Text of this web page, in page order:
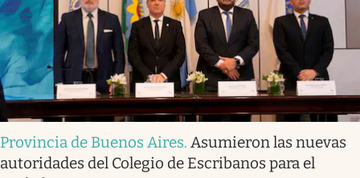
Provincia de Buenos Aires. Asumieron las nuevas
autoridades del Colegio de Escribanos para el